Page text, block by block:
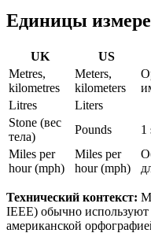
Единицы
UK US
Metres,
kilometres
Meters,
kilometers
Litres
Liters
Stone (вес
тела)
Pounds
1
Miles per
hour (mph)
Miles per
hour (mph)
Технический контекст:
IEEE) обычно
американской